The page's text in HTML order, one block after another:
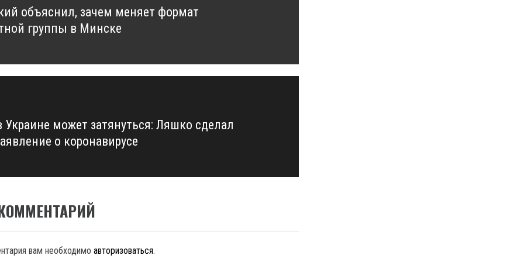
объяснил, зачем меняет формат
группы в Минске
Украине может затянуться: Ляшко сделал
о коронавирусе
вам необходимо авторизоваться.